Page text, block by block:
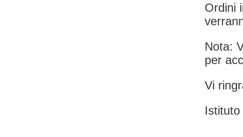
Ordini
Nota:
per
Vi
Istituto